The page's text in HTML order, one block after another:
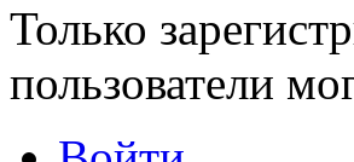
Только
пользователи